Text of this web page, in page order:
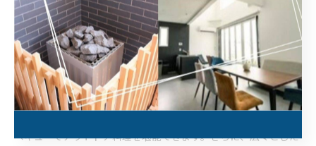
ーベキュー設備も広々としているため、大人数でもゆったりと利
用可能です。これらの設備を活かして、グループ全員でグルメや
リラクゼーションを満喫しましょう。
アウトドアと癒しが両立する非日常ヴィラ体験
ヴィラはアウトドア体験と癒しの空間を同時に提供します。サウ
ベキューでアウトドア料理を堪能できます。さらに、広々とした